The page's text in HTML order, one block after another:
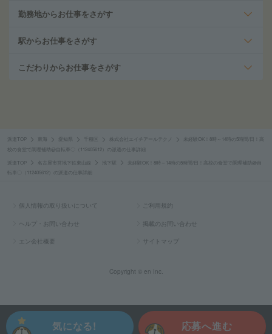
応募へ進む
気になる!
勤務地からお仕事をさがす
駅からお仕事をさがす
こだわりからお仕事をさがす
派遣TOP 東海 愛知県 千種区 株式会社エイチアールテクノ
未経験OK！8時～14時の5時間/日！高
校の食堂で調理補助@自転車〇（112405612）の派遣の仕事詳細
派遣TOP 名古屋市営地下鉄東山線 池下駅
未経験OK！8時～14時の5時間/日！高校の食堂で調理補助@自
転車〇（112405612）の派遣の仕事詳細
個人情報の取り扱いについて ご利用規約
ヘルプ・お問い合わせ 掲載のお問い合わせ
エン会社概要 サイトマップ
Copyright © en Inc.